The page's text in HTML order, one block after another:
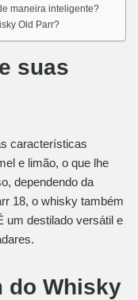
maneira inteligente?
Old Parr?
suas
características
e limão, o que lhe
dependendo da
18, o whisky também
um destilado versátil e
do Whisky